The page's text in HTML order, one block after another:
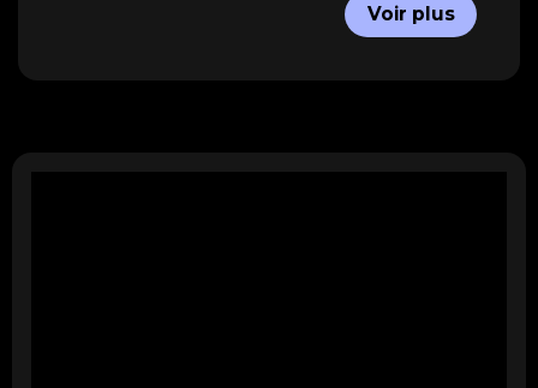
Voir plus